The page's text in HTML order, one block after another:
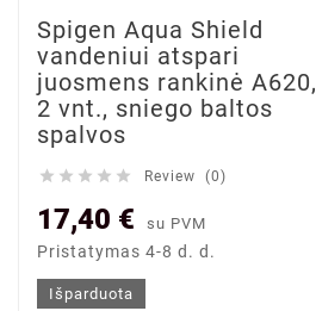
Spigen Aqua Shield
vandeniui atspari
juosmens rankinė A620,
2 vnt., sniego baltos
spalvos
     Review (0)
17,40 € su PVM
Pristatymas 4-8 d. d.
Išparduota